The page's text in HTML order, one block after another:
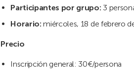
Participantes por grupo: 3
Horario: miércoles, 18 de febrero
Precio
Inscripción general: 30€/persona